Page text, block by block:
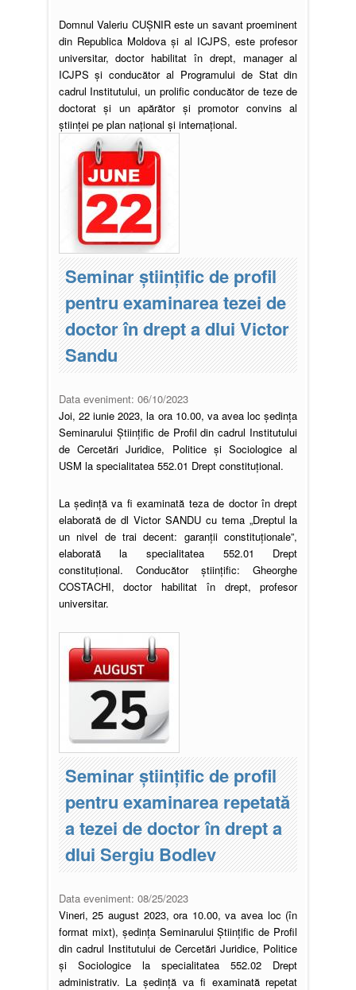
Domnul Valeriu CUȘNIR este un savant proeminent
din Republica Moldova și al ICJPS, este profesor
universitar, doctor habilitat în drept, manager al
ICJPS și conducător al Programului de Stat din
cadrul Institutului, un prolific conducător de teze de
doctorat și un apărător și promotor convins al
științei pe plan național și internațional.
Seminar științific de profil
pentru examinarea tezei de
doctor în drept a dlui Victor
Sandu
Data eveniment: 06/10/2023
Joi, 22 iunie 2023, la ora 10.00, va avea loc ședința
Seminarului Științific de Profil din cadrul Institutului
de Cercetări Juridice, Politice și Sociologice al
USM la specialitatea 552.01 Drept constituțional.
La ședință va fi examinată teza de doctor în drept
elaborată de dl Victor SANDU cu tema „Dreptul la
un nivel de trai decent: garanţii constituţionale”,
elaborată la specialitatea 552.01 Drept
constituțional. Conducător științific: Gheorghe
COSTACHI, doctor habilitat în drept, profesor
universitar.
Seminar științific de profil
pentru examinarea repetată
a tezei de doctor în drept a
dlui Sergiu Bodlev
Data eveniment: 08/25/2023
Vineri, 25 august 2023, ora 10.00, va avea loc (în
format mixt), ședința Seminarului Științific de Profil
din cadrul Institutului de Cercetări Juridice, Politice
și Sociologice la specialitatea 552.02 Drept
administrativ. La ședință va fi examinată repetat